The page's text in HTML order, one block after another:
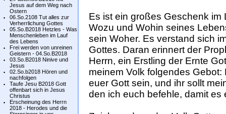
Jesus auf dem Weg nach
Ostern
06.So.2108 Tut alles zur
Verherrlichung Gottes
05.So.B2018 Hetzles - Was
Menschenleben im Lauf
des Lebens
Frei werden von unreinen
Geistern - 04.So.B2018
03.So.B2018 Ninive und
Jesus
02.So.b2018 Hören und
nachfolgen
Taufe Jesu B2018 Gott
offenbart sich in Jesus
Christus
Erscheinung des Herrn
2018 - Herodes und die
Es ist ein großes Geschenk im
Wozu und Wohin seines
sein Woher. Es verstand sich
Gottes. Daran erinnert der
Herrn, ein Erstling der Ernte
mei­nem Volk fol­gen­des
euer Gott sein, und ihr sollt
den ich euch be­feh­le, da­mit es